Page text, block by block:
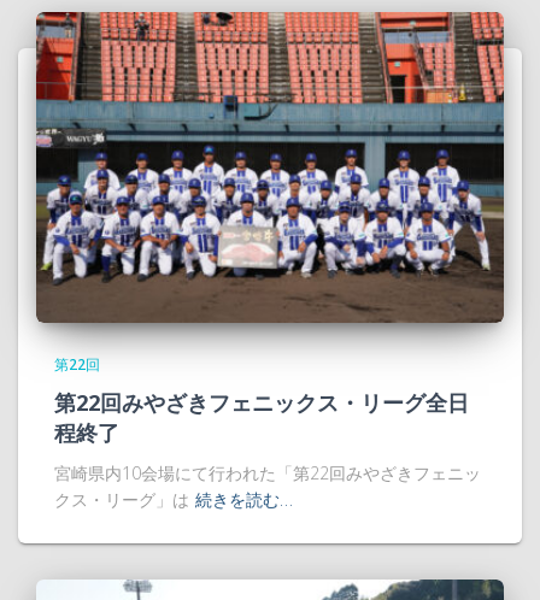
第22回
第22回みやざきフェニックス・リーグ全日
程終了
宮崎県内10会場にて行われた「第22回みやざきフェニッ
クス・リーグ」は 続きを読む…